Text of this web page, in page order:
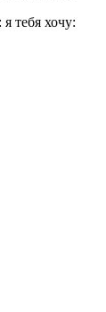
тебя хочу: